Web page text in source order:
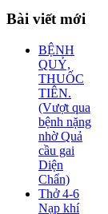
Bài viết mới
BỆNH
QUỶ,
THUỐC
TIÊN.
(Vượt qua
bệnh nặng
nhờ Quả
cầu gai
Diện
Chẩn)
Thở 4-6
Nạp khí